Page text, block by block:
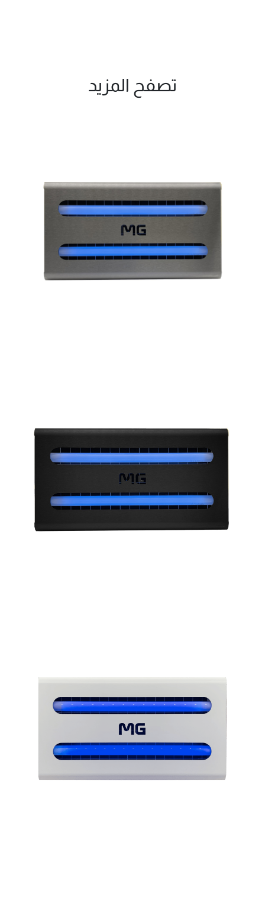
تصفح المزيد​